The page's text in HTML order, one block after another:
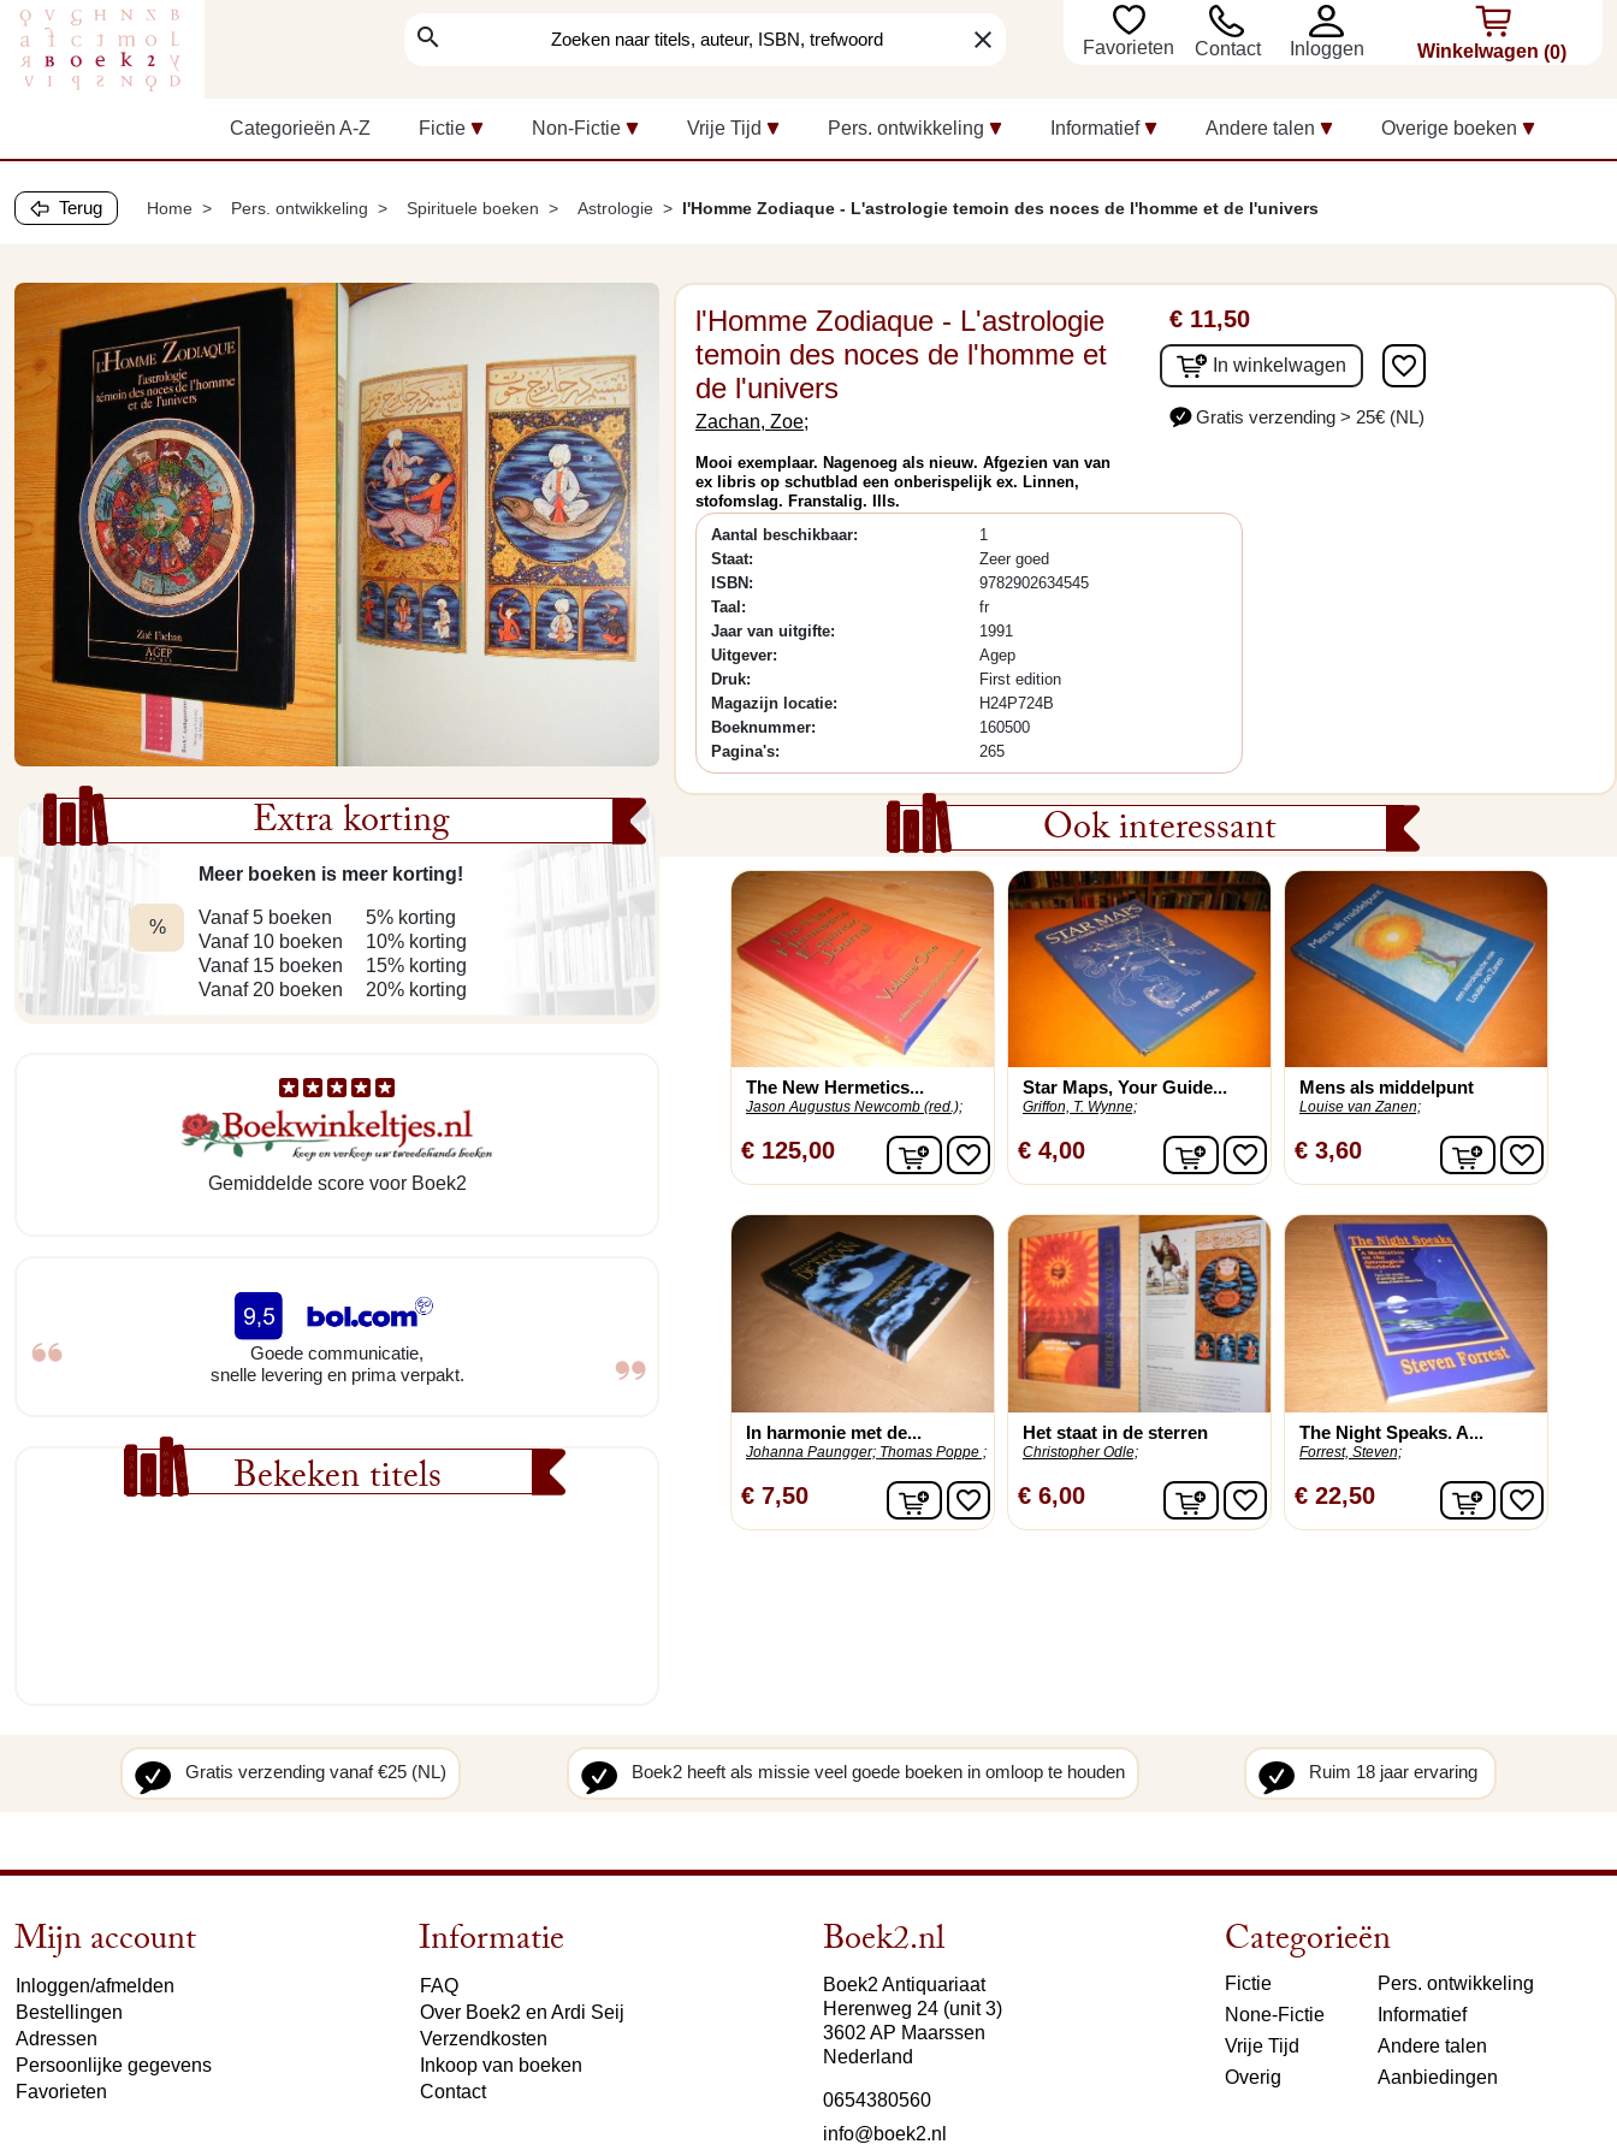
search clear Favorieten Contact Inloggen Winkelwagen (0)
Categorieën A-Z Fictie Non-Fictie Vrije Tijd Pers. ontwikkeling Informatief Andere talen Overige boeken
Terug Home Pers. ontwikkeling Spirituele boeken Astrologie l'Homme Zodiaque - L'astrologie temoin des noces de l'homme et de l'univers
l'Homme Zodiaque - L'astrologie
temoin des noces de l'homme et
de l'univers
Zachan, Zoe;
Mooi exemplaar. Nagenoeg als nieuw. Afgezien van van
ex libris op schutblad een onberispelijk ex. Linnen,
stofomslag. Franstalig. Ills.
€ 11,50
In winkelwagen favorite_border
Gratis verzending > 25€ (NL)
Aantal beschikbaar:
1
Staat:
Zeer goed
ISBN:
9782902634545
Taal:
fr
Jaar van uitgifte:
1991
Uitgever:
Agep
Druk:
First edition
Magazijn locatie:
H24P724B
Boeknummer:
160500
Pagina's:
265
Extra korting
%
Meer boeken is meer korting!
Vanaf 5 boeken
Vanaf 10 boeken
Vanaf 15 boeken
Vanaf 20 boeken
5% korting
10% korting
15% korting
20% korting
Gemiddelde score voor Boek2
Goede communicatie,
snelle levering en prima verpakt.
Bekeken titels
Ook interessant
The New Hermetics...
Jason Augustus Newcomb (red.);
€ 125,00 In winkelwagen
favorite_border
Star Maps, Your Guide...
Griffon, T. Wynne;
€ 4,00 In winkelwagen
favorite_border
Mens als middelpunt
Louise van Zanen;
€ 3,60 Infavorite_border
In harmonie met de...
Johanna Paungger; Thomas Poppe ;
€ 7,50 In winkelwagen
favorite_border
Het staat in de sterren
Christopher Odle;
€ 6,00 In winkelwagen
favorite_border
The Night Speaks. A...
Forrest, Steven;
€ 22,50 Infavorite_border
Gratis verzending vanaf €25 (NL) Boek2 heeft als missie veel goede boeken in omloop te houden Ruim 18 jaar ervaring
Mijn account
Inloggen/afmelden
Bestellingen
Adressen
Persoonlijke gegevens
Favorieten
Informatie
FAQ
Over Boek2 en Ardi Seij
Verzendkosten
Inkoop van boeken
Contact
Boek2.nl
Boek2 Antiquariaat
Herenweg 24 (unit 3)
3602 AP Maarssen
Nederland
0654380560
info@boek2.nl
Categorieën
Fictie
None-Fictie
Vrije Tijd
Overig
Pers. ontwikkeling
Informatief
Andere talen
Aanbiedingen